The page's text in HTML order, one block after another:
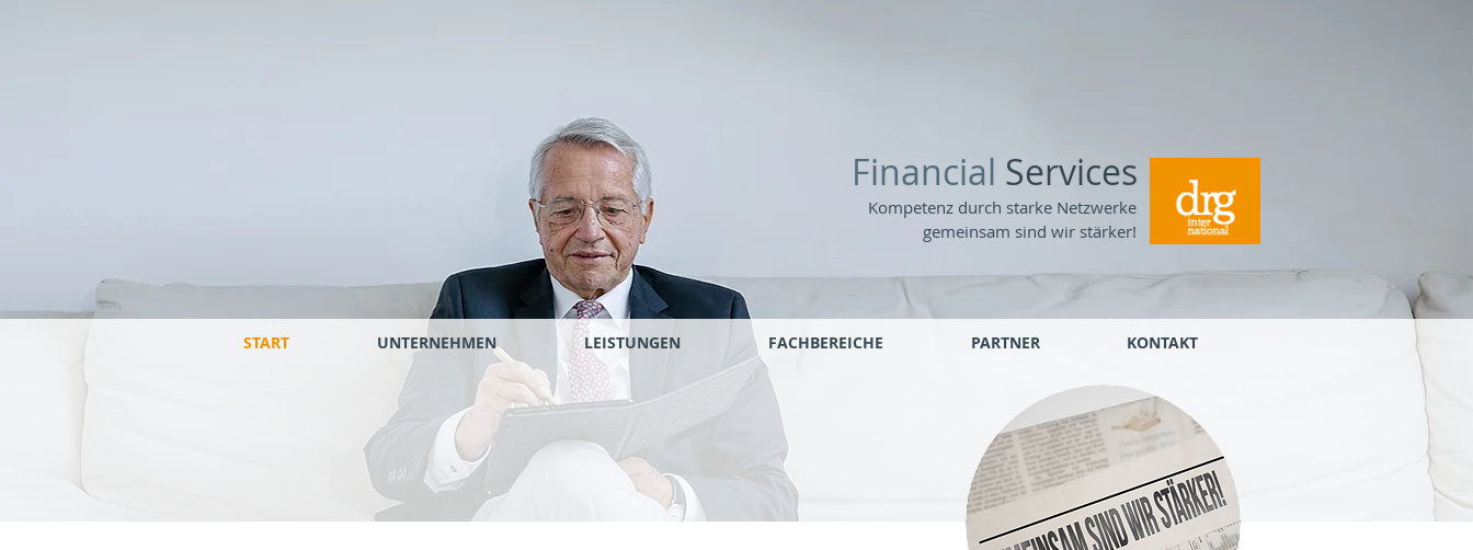
Kompetenz durch starke Netzwerke
gemeinsam sind wir stärker!
Financial Services
START UNTERNEHMEN LEISTUNGEN FACHBEREICHE PARTNER KONTAKT